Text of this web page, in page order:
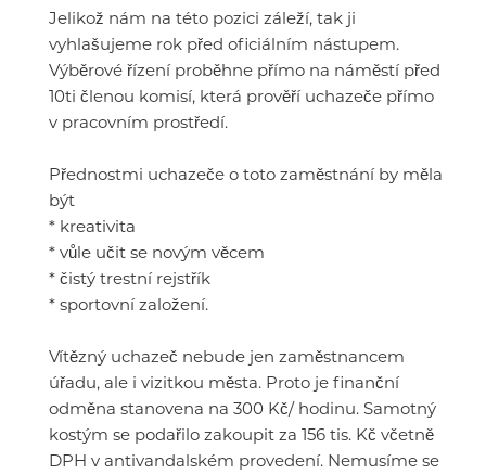
Jelikož nám na této pozici záleží, tak ji
vyhlašujeme rok před oficiálním nástupem.
Výběrové řízení proběhne přímo na náměstí před
10ti členou komisí, která prověří uchazeče přímo
v pracovním prostředí.
Přednostmi uchazeče o toto zaměstnání by měla
být
* kreativita
* vůle učit se novým věcem
* čistý trestní rejstřík
* sportovní založení.
Vítězný uchazeč nebude jen zaměstnancem
úřadu, ale i vizitkou města. Proto je finanční
odměna stanovena na 300 Kč/ hodinu. Samotný
kostým se podařilo zakoupit za 156 tis. Kč včetně
DPH v antivandalském provedení. Nemusíme se